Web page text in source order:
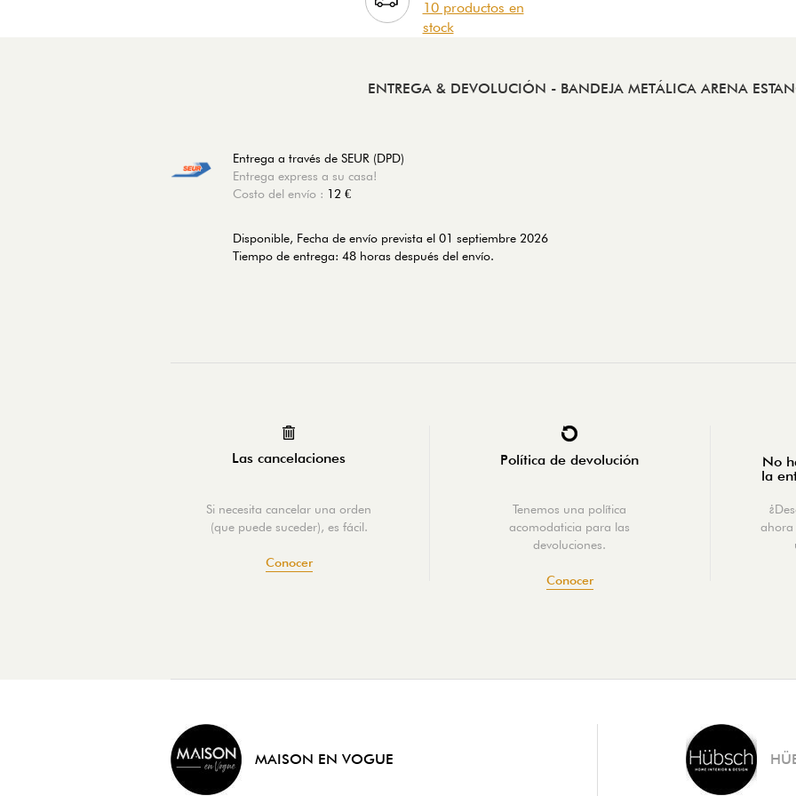
10 productos en
stock
ENTREGA & DEVOLUCIÓN - BANDEJA METÁLICA ARENA
Entrega a través de SEUR (DPD)
Entrega express a su casa!
Costo del envío : 12 €
Disponible, Fecha de envío prevista el 01 septiembre 2026
Tiempo de entrega: 48 horas después del envío.
Las cancelaciones
Si necesita cancelar una orden
(que puede suceder), es fácil.
Conocer
Política de devolución
Tenemos una política
acomodaticia para las
devoluciones.
Conocer
No
la
ahora
MAISON EN VOGUE